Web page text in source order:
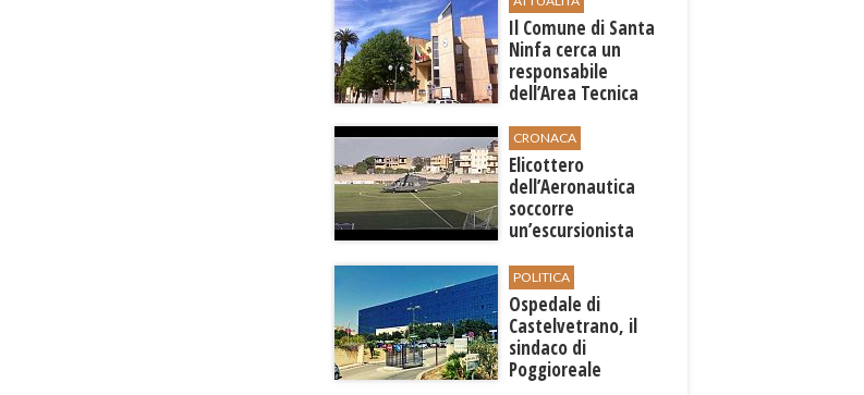
Il Comune di ​Santa
Ninfa cerca un
responsabile
dell’Area Tecnica
CRONACA
Elicottero
dell’Aeronautica
soccorre
un’escursionista
dello Zingaro
POLITICA
Ospedale di
Castelvetrano, il
sindaco di
Poggioreale